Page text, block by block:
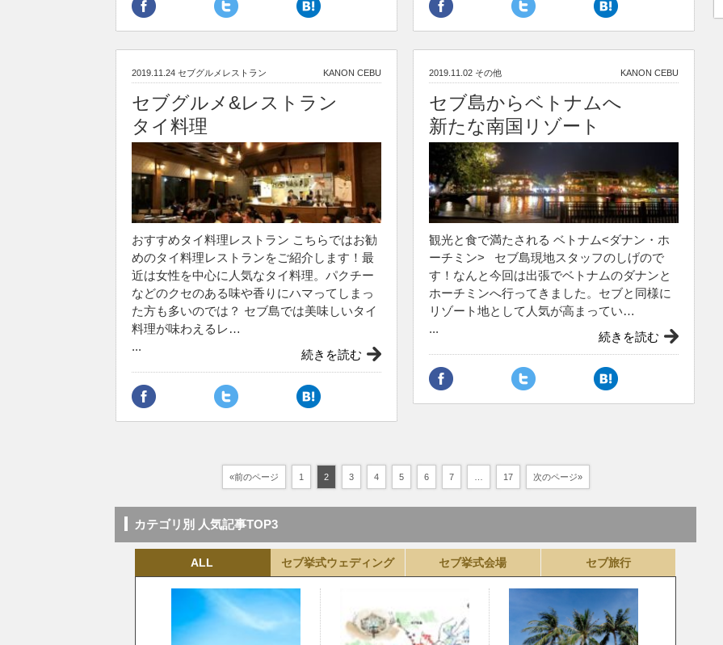
2019.11.24 セブグルメレストラン KANON CEBU
セブグルメ&レストラン
タイ料理
おすすめタイ料理レストラン こちらではお勧
めのタイ料理レストランをご紹介します！最
近は女性を中心に人気なタイ料理。パクチー
などのクセのある味や香りにハマってしまっ
た方も多いのでは？ セブ島では美味しいタイ
料理が味わえるレ…
...
続きを読む
2019.11.02 その他 KANON CEBU
セブ島からベトナムへ
新たな南国リゾート
観光と食で満たされる ベトナム<ダナン・ホ
ーチミン> セブ島現地スタッフのしげので
す！なんと今回は出張でベトナムのダナンと
ホーチミンへ行ってきました。セブと同様に
リゾート地として人気が高まってい…
...
続きを読む
«前のページ 1 2 3 4 5 6 7 17 次のページ»
カテゴリ別 人気記事TOP3
ALL セブ挙式ウェディング セブ挙式会場 セブ旅行